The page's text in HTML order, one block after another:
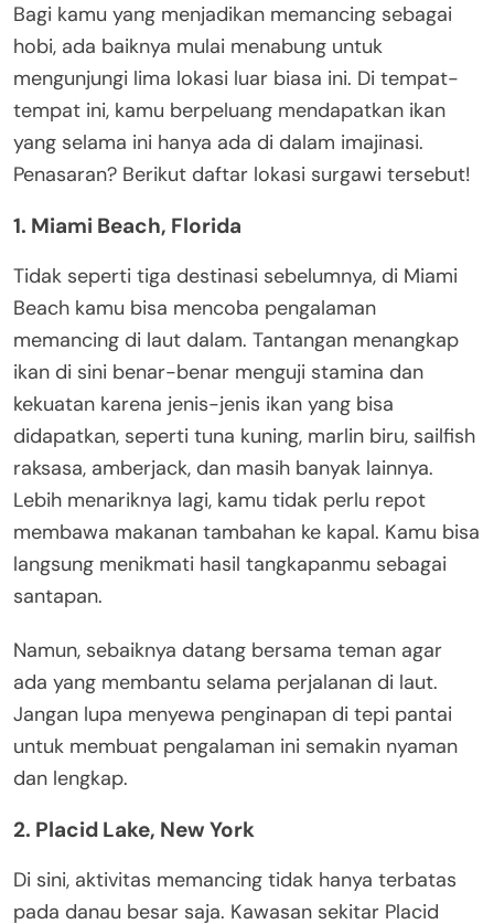
Bagi kamu yang menjadikan memancing sebagai
hobi, ada baiknya mulai menabung untuk
mengunjungi lima lokasi luar biasa ini. Di tempat-
tempat ini, kamu berpeluang mendapatkan ikan
yang selama ini hanya ada di dalam imajinasi.
Penasaran? Berikut daftar lokasi surgawi tersebut!
1. Miami Beach, Florida
Tidak seperti tiga destinasi sebelumnya, di Miami
Beach kamu bisa mencoba pengalaman
memancing di laut dalam. Tantangan menangkap
ikan di sini benar-benar menguji stamina dan
kekuatan karena jenis-jenis ikan yang bisa
didapatkan, seperti tuna kuning, marlin biru, sailfish
raksasa, amberjack, dan masih banyak lainnya.
Lebih menariknya lagi, kamu tidak perlu repot
membawa makanan tambahan ke kapal. Kamu bisa
langsung menikmati hasil tangkapanmu sebagai
santapan.
Namun, sebaiknya datang bersama teman agar
ada yang membantu selama perjalanan di laut.
Jangan lupa menyewa penginapan di tepi pantai
untuk membuat pengalaman ini semakin nyaman
dan lengkap.
2. Placid Lake, New York
Di sini, aktivitas memancing tidak hanya terbatas
pada danau besar saja. Kawasan sekitar Placid